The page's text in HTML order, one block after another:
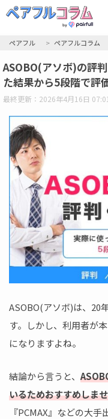
ペアフル ペアフルコラム
ASOBO(アソボ)の評
た結果から5段階で評
最終更新：2026年4月16日 07:01
ASOBO(アソボ)は、20
す。しかし、利用者が
になりますよね。
結論から言うと、
いるためおすすめしま
『PCMAX』などの大